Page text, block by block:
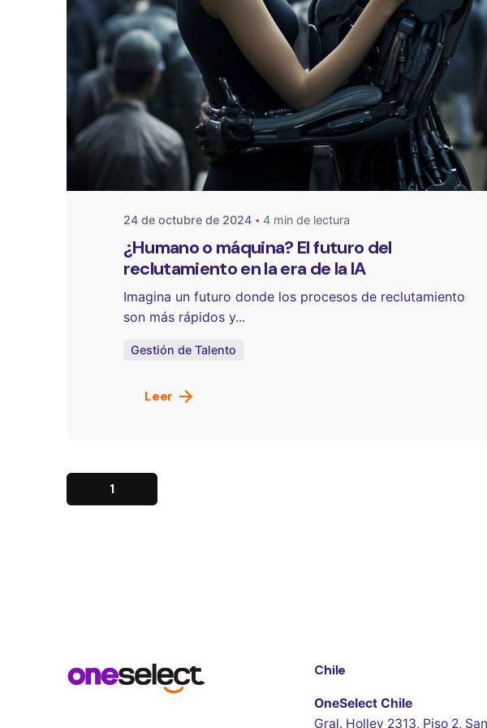
Publicado por
One Select
24 de octubre de 2024 4 min de lectura
¿Humano o máquina? El futuro del
reclutamiento en la era de la IA
Imagina un futuro donde los procesos de reclutamiento
son más rápidos y...
Gestión de Talento
Leer
1
Chile
OneSelect Chile
Gral. Holley 2313, Piso 2,